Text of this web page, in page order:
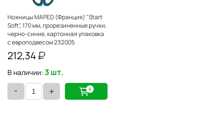
Ножницы MAPED (Франция) "Start
Soft", 170 мм, прорезиненные ручки,
черно-синие, картонная упаковка
с европодвесом 232005
212,34
В наличии: 3 шт.
- +